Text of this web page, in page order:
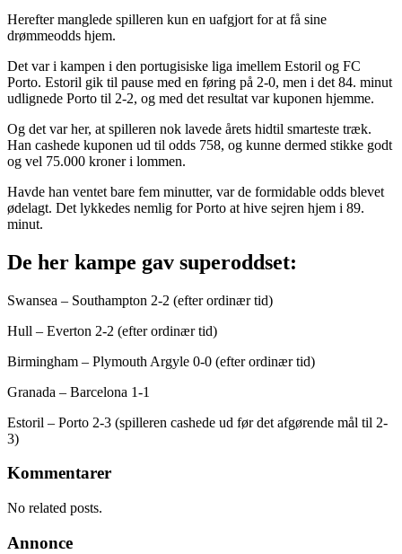
Herefter manglede spilleren kun en uafgjort for at få sine
drømmeodds hjem.
Det var i kampen i den portugisiske liga imellem Estoril og FC
Porto. Estoril gik til pause med en føring på 2-0, men i det 84. minut
udlignede Porto til 2-2, og med det resultat var kuponen hjemme.
Og det var her, at spilleren nok lavede årets hidtil smarteste træk.
Han cashede kuponen ud til odds 758, og kunne dermed stikke godt
og vel 75.000 kroner i lommen.
Havde han ventet bare fem minutter, var de formidable odds blevet
ødelagt. Det lykkedes nemlig for Porto at hive sejren hjem i 89.
minut.
De her kampe gav superoddset:
Swansea – Southampton 2-2 (efter ordinær tid)
Hull – Everton 2-2 (efter ordinær tid)
Birmingham – Plymouth Argyle 0-0 (efter ordinær tid)
Granada – Barcelona 1-1
Estoril – Porto 2-3 (spilleren cashede ud før det afgørende mål til 2-
3)
Kommentarer
No related posts.
Annonce